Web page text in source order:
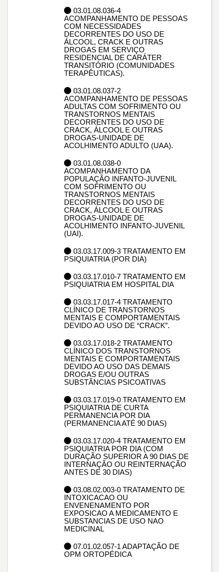
03.01.08.036-4
ACOMPANHAMENTO DE PESSOAS
COM NECESSIDADES
DECORRENTES DO USO DE
ÁLCOOL, CRACK E OUTRAS
DROGAS EM SERVIÇO
RESIDENCIAL DE CARÁTER
TRANSITÓRIO (COMUNIDADES
TERAPÊUTICAS).
03.01.08.037-2
ACOMPANHAMENTO DE PESSOAS
ADULTAS COM SOFRIMENTO OU
TRANSTORNOS MENTAIS
DECORRENTES DO USO DE
CRACK, ÁLCOOL E OUTRAS
DROGAS-UNIDADE DE
ACOLHIMENTO ADULTO (UAA).
03.01.08.038-0
ACOMPANHAMENTO DA
POPULAÇÃO INFANTO-JUVENIL
COM SOFRIMENTO OU
TRANSTORNOS MENTAIS
DECORRENTES DO USO DE
CRACK, ÁLCOOL E OUTRAS
DROGAS-UNIDADE DE
ACOLHIMENTO INFANTO-JUVENIL
(UAI).
03.03.17.009-3 TRATAMENTO EM
PSIQUIATRIA (POR DIA)
03.03.17.010-7 TRATAMENTO EM
PSIQUIATRIA EM HOSPITAL DIA
03.03.17.017-4 TRATAMENTO
CLÍNICO DE TRANSTORNOS
MENTAIS E COMPORTAMENTAIS
DEVIDO AO USO DE “CRACK”.
03.03.17.018-2 TRATAMENTO
CLÍNICO DOS TRANSTORNOS
MENTAIS E COMPORTAMENTAIS
DEVIDO AO USO DAS DEMAIS
DROGAS E/OU OUTRAS
SUBSTÂNCIAS PSICOATIVAS
03.03.17.019-0 TRATAMENTO EM
PSIQUIATRIA DE CURTA
PERMANENCIA POR DIA
(PERMANENCIA ATÉ 90 DIAS)
03.03.17.020-4 TRATAMENTO EM
PSIQUIATRIA POR DIA (COM
DURAÇÃO SUPERIOR A 90 DIAS DE
INTERNAÇÃO OU REINTERNAÇÃO
ANTES DE 30 DIAS)
03.08.02.003-0 TRATAMENTO DE
INTOXICACAO OU
ENVENENAMENTO POR
EXPOSICAO A MEDICAMENTO E
SUBSTANCIAS DE USO NAO
MEDICINAL
07.01.02.057-1 ADAPTAÇÃO DE
OPM ORTOPÉDICA